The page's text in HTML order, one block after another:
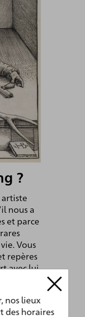
?
artiste
nous a
et parce
Vous
repères
avec lui
nos lieux
des horaires